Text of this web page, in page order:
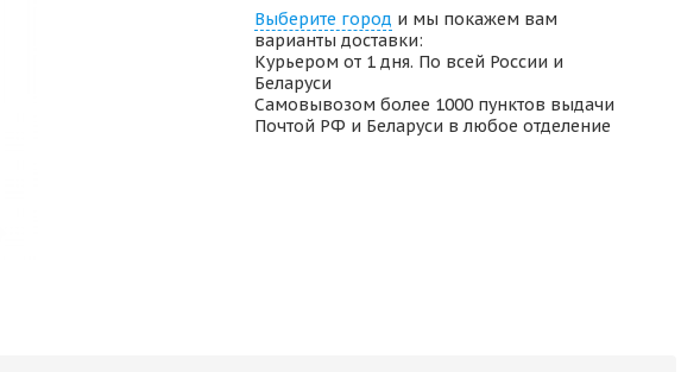
Выберите город и мы покажем вам
варианты доставки:
Курьером от 1 дня. По всей России и
Беларуси
Самовывозом более 1000 пунктов выдачи
Почтой РФ и Беларуси в любое отделение